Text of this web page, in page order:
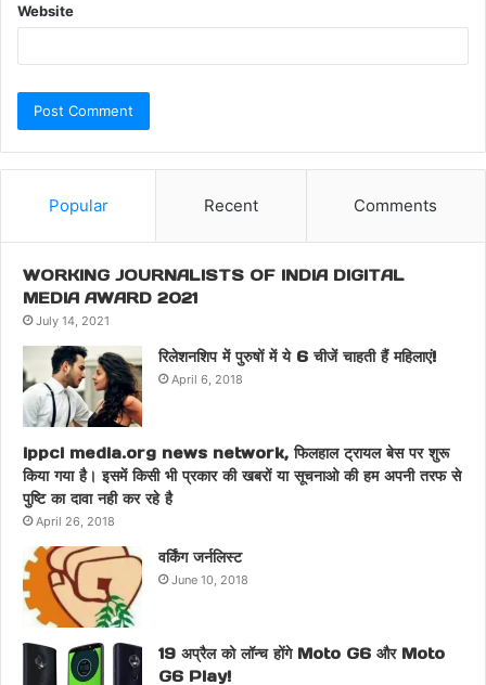
Website
Popular Recent Comments
WORKING JOURNALISTS OF INDIA DIGITAL
MEDIA AWARD 2021
July 14, 2021
रिलेशनशिप में पुरुषों में ये 6 चीजें चाहती हैं महिलाएं!
April 6, 2018
ippci media.org news network, फिलहाल ट्रायल बेस पर शुरू
किया गया है। इसमें किसी भी प्रकार की खबरों या सूचनाओ की हम अपनी तरफ से
पुष्टि का दावा नही कर रहे है
April 26, 2018
वर्किंग जर्नलिस्ट
June 10, 2018
19 अप्रैल को लॉन्च होंगे Moto G6 और Moto
G6 Play!